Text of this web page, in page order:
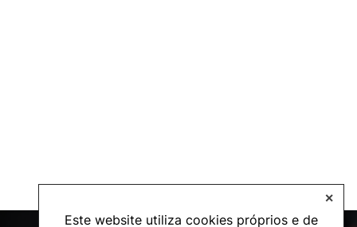
Este website utiliza cookies próprios e de
✕